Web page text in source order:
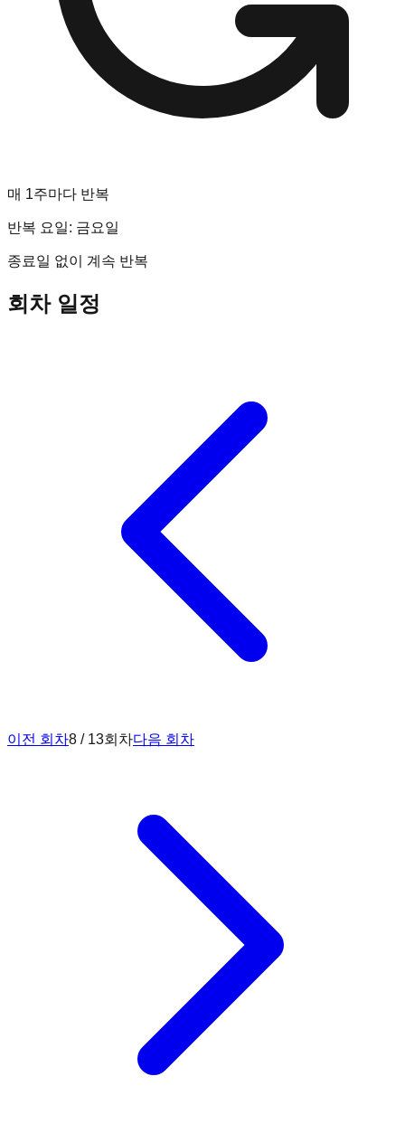
매 1주마다 반복
반복 요일: 금요일
종료일 없이 계속 반복
회차 일정
이전 회차8 / 13회차다음 회차